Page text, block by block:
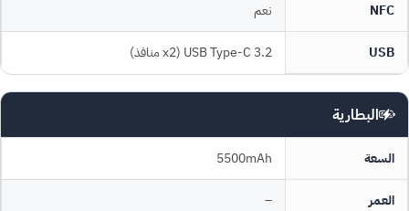
NFC نعم
USB USB Type-C 3.2 (x2 منافذ)
البطارية
السعة 5500mAh
العمر –